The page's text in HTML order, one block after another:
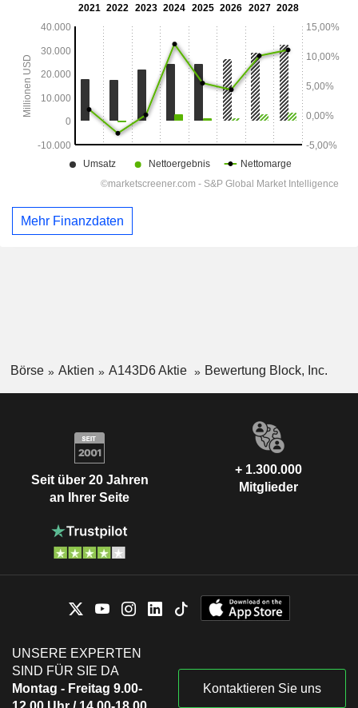
Mehr Finanzdaten
Börse Aktien A143D6 Aktie Bewertung Block, Inc.
Seit über 20 Jahren
an Ihrer Seite
+ 1.300.000
Mitglieder
UNSERE EXPERTEN
SIND FÜR SIE DA
Montag - Freitag 9.00-
Kontaktieren Sie uns